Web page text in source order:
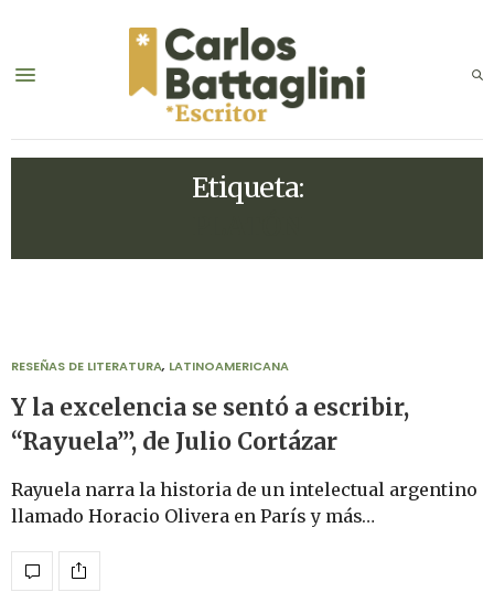
Etiqueta:
RESEÑAS DE LITERATURA, LATINOAMERICANA
Y la excelencia se sentó a escribir,
“Rayuela”’, de Julio Cortázar
Rayuela narra la historia de un intelectual argentino
llamado Horacio Olivera en París y más…